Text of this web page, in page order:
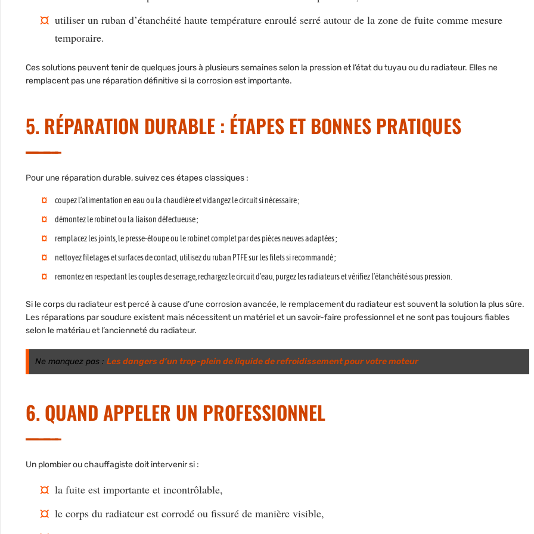
utiliser un ruban d’étanchéité haute température enroulé serré autour de la zone de fuite comme mesure
temporaire.
Ces solutions peuvent tenir de quelques jours à plusieurs semaines selon la pression et l’état du tuyau ou du radiateur. Elles ne
remplacent pas une réparation définitive si la corrosion est importante.
5. RÉPARATION DURABLE : ÉTAPES ET BONNES PRATIQUES
Pour une réparation durable, suivez ces étapes classiques :
coupez l’alimentation en eau ou la chaudière et vidangez le circuit si nécessaire ;
démontez le robinet ou la liaison défectueuse ;
remplacez les joints, le presse-étoupe ou le robinet complet par des pièces neuves adaptées ;
nettoyez filetages et surfaces de contact, utilisez du ruban PTFE sur les filets si recommandé ;
remontez en respectant les couples de serrage, rechargez le circuit d’eau, purgez les radiateurs et vérifiez l’étanchéité sous pression.
Si le corps du radiateur est percé à cause d’une corrosion avancée, le remplacement du radiateur est souvent la solution la plus sûre.
Les réparations par soudure existent mais nécessitent un matériel et un savoir-faire professionnel et ne sont pas toujours fiables
selon le matériau et l’ancienneté du radiateur.
Ne manquez pas : Les dangers d’un trop-plein de liquide de refroidissement pour votre moteur
6. QUAND APPELER UN PROFESSIONNEL
Un plombier ou chauffagiste doit intervenir si :
la fuite est importante et incontrôlable,
le corps du radiateur est corrodé ou fissuré de manière visible,